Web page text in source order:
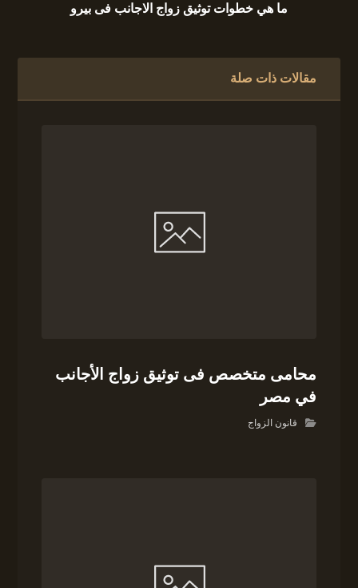
ما هي خطوات توثيق زواج الاجانب فى بيرو
مقالات ذات صلة
محامى متخصص فى توثيق زواج الأجانب
في مصر
قانون الزواج